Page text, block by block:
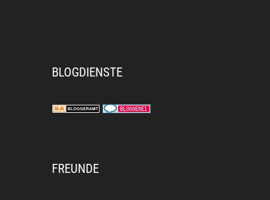
BLOGDIENSTE
FREUNDE